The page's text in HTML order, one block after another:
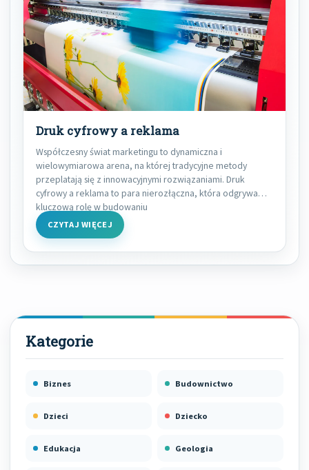
Druk cyfrowy a reklama
Współczesny świat marketingu to dynamiczna i
wielowymiarowa arena, na której tradycyjne metody
przeplatają się z innowacyjnymi rozwiązaniami. Druk
cyfrowy a reklama to para nierozłączna, która odgrywa
kluczową rolę w budowaniu
CZYTAJ WIĘCEJ
Biznes Budownictwo
Dzieci Dziecko
Edukacja Geologia